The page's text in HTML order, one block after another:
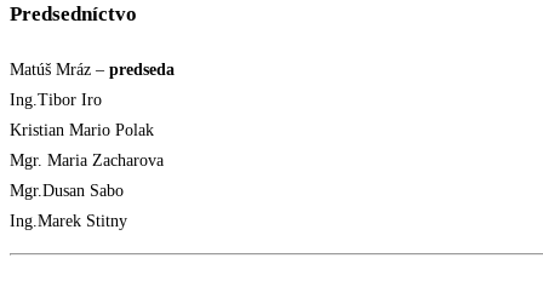
Predsedníctvo
Matúš Mráz – predseda
Ing.Tibor Iro
Kristian Mario Polak
Mgr. Maria Zacharova
Mgr.Dusan Sabo
Ing.Marek Stitny